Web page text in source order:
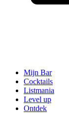
Mijn Bar
Cocktails
Listmania
Level up
Ontdek